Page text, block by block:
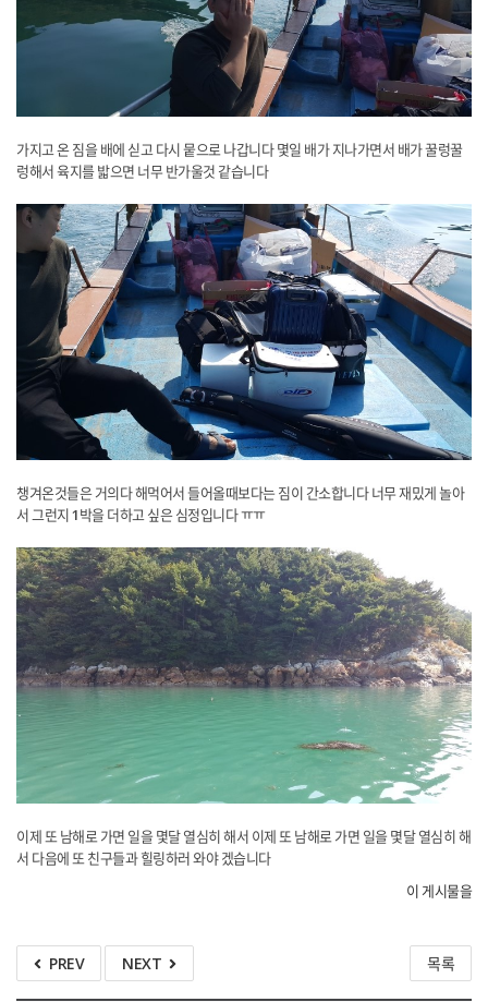
​가지고 온 짐을 배에 싣고 다시 뭍으로 나갑니다 몇일 배가 지나가면서 배가 꿀렁꿀
렁해서 육지를 밟으면 너무 반가울것 같습니다
챙겨온것들은 거의다 해먹어서 들어올때보다는 짐이 간소합니다 너무 재밌게 놀아
서 그런지 1박을 더하고 싶은 심정입니다 ㅠㅠ
이제 또 남해로 가면 일을 몇달 열심히 해서 이제 또 남해로 가면 일을 몇달 열심히 해
서 다음에 또 친구들과 힐링하러 와야 겠습니다
이 게시물을
PREV NEXT 목록